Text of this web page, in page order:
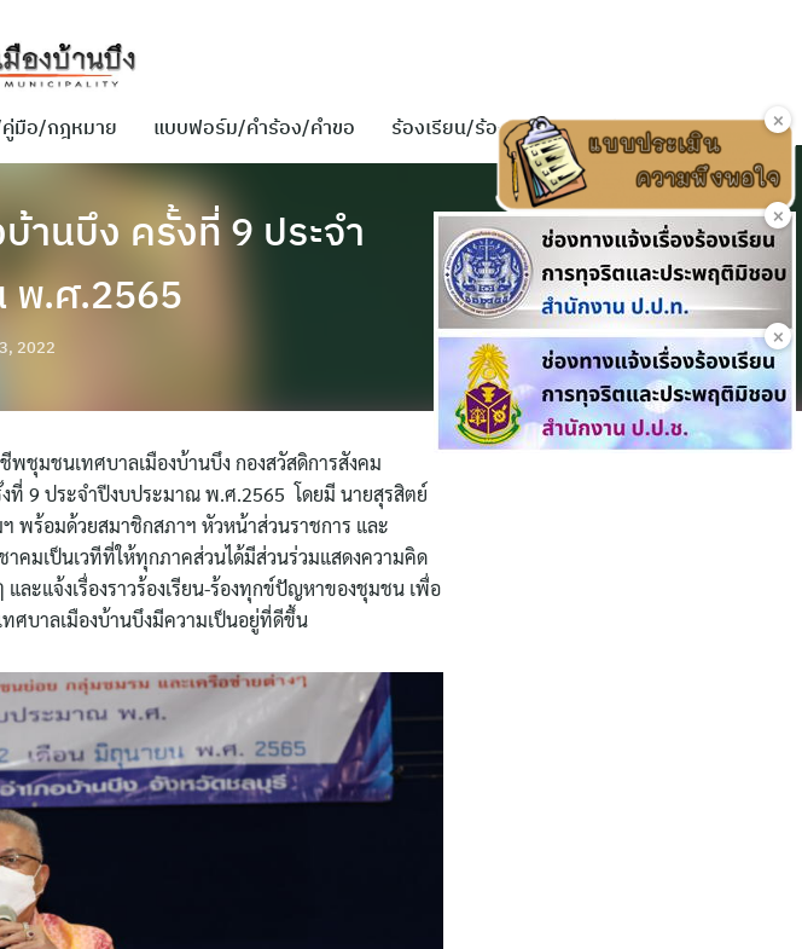
มือ/กฎหมาย แบบฟอร์ม/คำร้อง/คำขอ ร้องเรียน/ร้องทุกข์ ติดต่อเรา
านบึง ครั้งที่ 9 ประจำ
พ.ศ.2565
2022
ชุมชนเทศบาลเมืองบ้านบึง กองสวัสดิการสังคม
ที่ 9 ประจำปีงบประมาณ พ.ศ.2565 โดยมี นายสุรสิตย์
พร้อมด้วยสมาชิกสภาฯ หัวหน้าส่วนราชการ และ
คมเป็นเวทีที่ให้ทุกภาคส่วนได้มีส่วนร่วมแสดงความคิด
ละแจ้งเรื่องราวร้องเรียน-ร้องทุกข์ปัญหาของชุมชน เพื่อ
ทศบาลเมืองบ้านบึงมีความเป็นอยู่ที่ดีขึ้น
×
×
×